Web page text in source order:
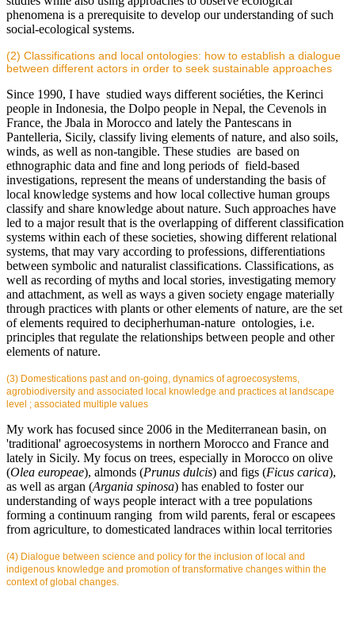
phenomena is a prerequisite to develop our understanding of such
social-ecological systems.
(2) Classifications and local ontologies: how to establish a dialogue
between different actors in order to seek sustainable approaches
Since 1990, I have studied ways different sociéties, the Kerinci
people in Indonesia, the Dolpo people in Nepal, the Cevenols in
France, the Jbala in Morocco and lately the Pantescans in
Pantelleria, Sicily, classify living elements of nature, and also soils,
winds, as well as non-tangible. These studies are based on
ethnographic data and fine and long periods of field-based
investigations, represent the means of understanding the basis of
local knowledge systems and how local collective human groups
classify and share knowledge about nature. Such approaches have
led to a major result that is the overlapping of different classification
systems within each of these societies, showing different relational
systems, that may vary according to professions, differentiations
between symbolic and naturalist classifications. Classifications, as
well as recording of myths and local stories, investigating memory
and attachment, as well as ways a given society engage materially
through practices with plants or other elements of nature, are the set
of elements required to decipherhuman-nature ontologies, i.e.
principles that regulate the relationships between people and other
elements of nature.
(3) Domestications past and on-going, dynamics of agroecosystems,
agrobiodiversity and associated local knowledge and practices at landscape
level ; associated multiple values
My work has focused since 2006 in the Mediterranean basin, on
'traditional' agroecosystems in northern Morocco and France and
lately in Sicily. My focus on trees, especially in Morocco on olive
(Olea europeae), almonds (Prunus dulcis) and figs (Ficus carica),
as well as argan (Argania spinosa) has enabled to foster our
understanding of ways people interact with a tree populations
forming a continuum ranging from wild parents, feral or escapees
from agriculture, to domesticated landraces within local territories
(4) Dialogue between science and policy for the inclusion of local and
indigenous knowledge and promotion of transformative changes within the
context of global changes.